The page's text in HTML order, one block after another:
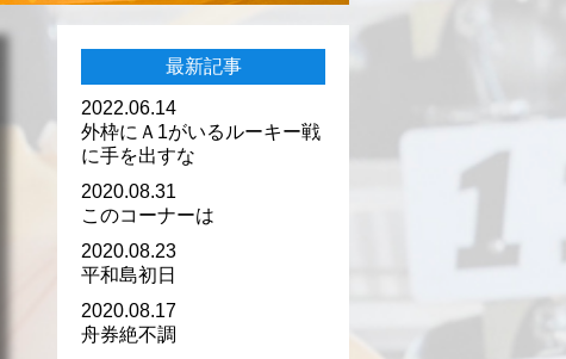
最新記事
2022.06.14
外枠にＡ1がいるルーキー戦
に手を出すな
2020.08.31
このコーナーは
2020.08.23
平和島初日
2020.08.17
舟券絶不調